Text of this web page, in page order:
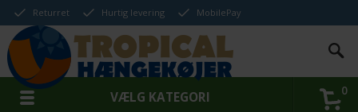
Returret Hurtig levering MobilePay
0
VÆLG KATEGORI